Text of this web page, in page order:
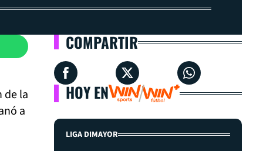
de la
a
COMPARTIR
HOY EN
LIGA DIMAYOR